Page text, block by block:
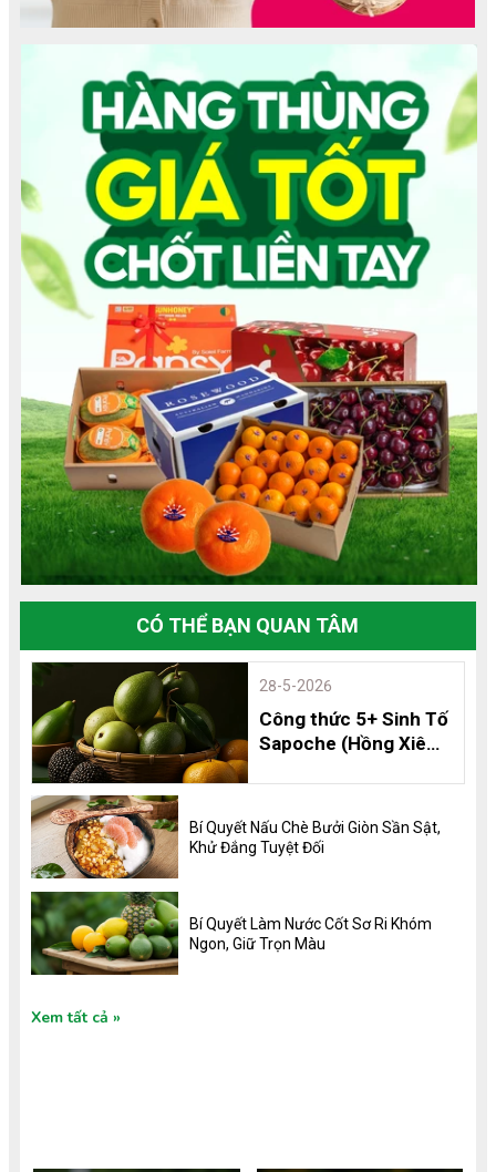
CÓ THỂ BẠN QUAN TÂM
28-5-2026
Công thức 5+ Sinh Tố
Sapoche (Hồng Xiêm)
Dưỡng và 8 Lợi Ích
Không Thể Bỏ Qua
Bí Quyết Nấu Chè Bưởi Giòn Sần Sật,
Khử Đắng Tuyệt Đối
Bí Quyết Làm Nước Cốt Sơ Ri Khóm
Ngon, Giữ Trọn Màu
Xem tất cả